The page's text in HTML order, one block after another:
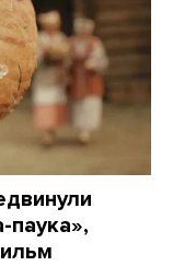
паука»,